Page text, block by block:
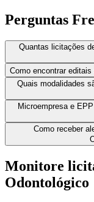
Perguntas
Quantas licitações
Como encontrar
Quais modalidades
Microempresa e
Como receber
Monitore
Odontológico